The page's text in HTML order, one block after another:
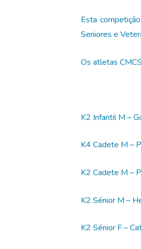
Esta
Seniores e
Os atletas
K2 Infantil M –
K4 Cadete M –
K2 Cadete M –
K2 Sénior M –
K2 Sénior F –